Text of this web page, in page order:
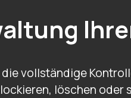
vollständige
löschen oder